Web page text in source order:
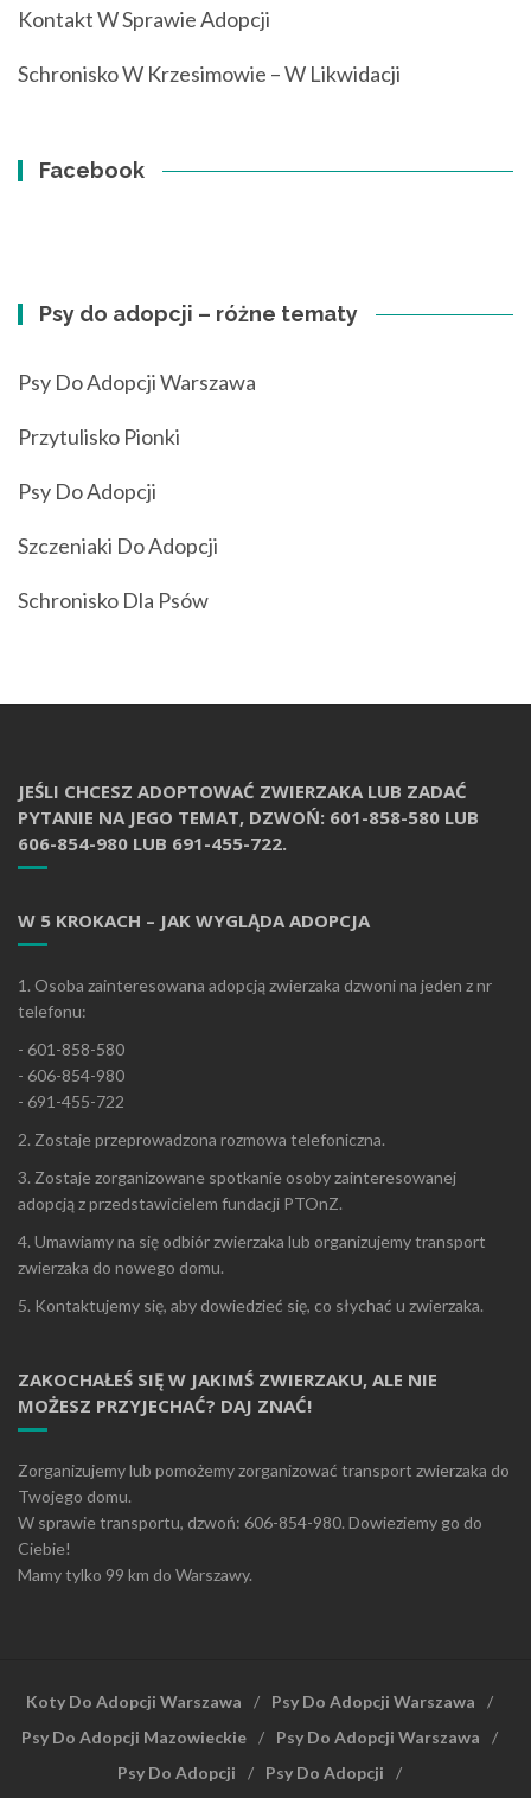
Kontakt W Sprawie Adopcji
Schronisko W Krzesimowie – W Likwidacji
Facebook
Psy do adopcji – różne tematy
Psy Do Adopcji Warszawa
Przytulisko Pionki
Psy Do Adopcji
Szczeniaki Do Adopcji
Schronisko Dla Psów
JEŚLI CHCESZ ADOPTOWAĆ ZWIERZAKA LUB ZADAĆ
PYTANIE NA JEGO TEMAT, DZWOŃ: 601-858-580 LUB
606-854-980 LUB 691-455-722.
W 5 KROKACH – JAK WYGLĄDA ADOPCJA
1. Osoba zainteresowana adopcją zwierzaka dzwoni na jeden z nr
telefonu:
- 601-858-580
- 606-854-980
- 691-455-722
2. Zostaje przeprowadzona rozmowa telefoniczna.
3. Zostaje zorganizowane spotkanie osoby zainteresowanej
adopcją z przedstawicielem fundacji PTOnZ.
4. Umawiamy na się odbiór zwierzaka lub organizujemy transport
zwierzaka do nowego domu.
5. Kontaktujemy się, aby dowiedzieć się, co słychać u zwierzaka.
ZAKOCHAŁEŚ SIĘ W JAKIMŚ ZWIERZAKU, ALE NIE
MOŻESZ PRZYJECHAĆ? DAJ ZNAĆ!
Zorganizujemy lub pomożemy zorganizować transport zwierzaka do
Twojego domu.
W sprawie transportu, dzwoń: 606-854-980. Dowieziemy go do
Ciebie!
Mamy tylko 99 km do Warszawy.
Koty Do Adopcji Warszawa
Psy Do Adopcji Warszawa
Psy Do Adopcji Mazowieckie
Psy Do Adopcji Warszawa
Psy Do Adopcji
Psy Do Adopcji